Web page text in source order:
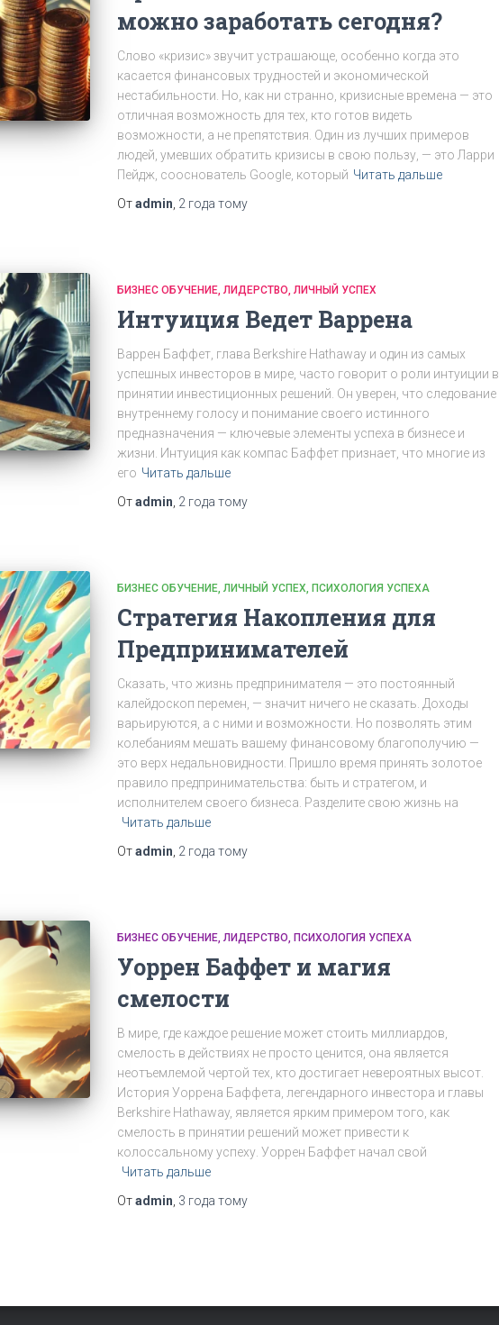
можно заработать сегодня?
Слово «кризис» звучит устрашающе, особенно когда это
касается финансовых трудностей и экономической
нестабильности. Но, как ни странно, кризисные времена — это
отличная возможность для тех, кто готов видеть
возможности, а не препятствия. Один из лучших примеров
людей, умевших обратить кризисы в свою пользу, — это Ларри
Пейдж, сооснователь Google, который Читать дальше
Отadmin 2 года тому
БИЗНЕС ОБУЧЕНИЕ ЛИДЕРСТВО ЛИЧНЫЙ УСПЕХ
Интуиция Ведет Варрена
Варрен Баффет, глава Berkshire Hathaway и один из самых
успешных инвесторов в мире, часто говорит о роли интуиции в
принятии инвестиционных решений. Он уверен, что следование
внутреннему голосу и понимание своего истинного
предназначения — ключевые элементы успеха в бизнесе и
жизни. Интуиция как компас Баффет признает, что многие из
его Читать дальше
Отadmin 2 года тому
БИЗНЕС ОБУЧЕНИЕ ЛИЧНЫЙ УСПЕХ ПСИХОЛОГИЯ УСПЕХА
Стратегия Накопления для
Предпринимателей
Сказать, что жизнь предпринимателя — это постоянный
калейдоскоп перемен, — значит ничего не сказать. Доходы
варьируются, а с ними и возможности. Но позволять этим
колебаниям мешать вашему финансовому благополучию —
это верх недальновидности. Пришло время принять золотое
правило предпринимательства: быть и стратегом, и
исполнителем своего бизнеса. Разделите свою жизнь на
Читать дальше
Отadmin 2 года тому
БИЗНЕС ОБУЧЕНИЕ ЛИДЕРСТВО ПСИХОЛОГИЯ УСПЕХА
Уоррен Баффет и магия
смелости
В мире, где каждое решение может стоить миллиардов,
смелость в действиях не просто ценится, она является
неотъемлемой чертой тех, кто достигает невероятных высот.
История Уоррена Баффета, легендарного инвестора и главы
Berkshire Hathaway, является ярким примером того, как
смелость в принятии решений может привести к
колоссальному успеху. Уоррен Баффет начал свой
Читать дальше
Отadmin 3 года тому